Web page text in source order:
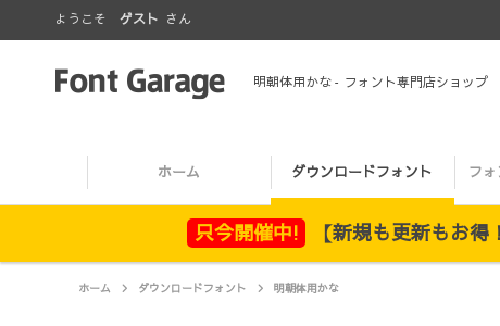
ようこそ ゲスト さん
明朝体用かな- フォント専門店ショップ
ホーム ダウンロードフォント フォ
只今開催中! 【新規も更新もお
ホーム ダウンロードフォント 明朝体用かな